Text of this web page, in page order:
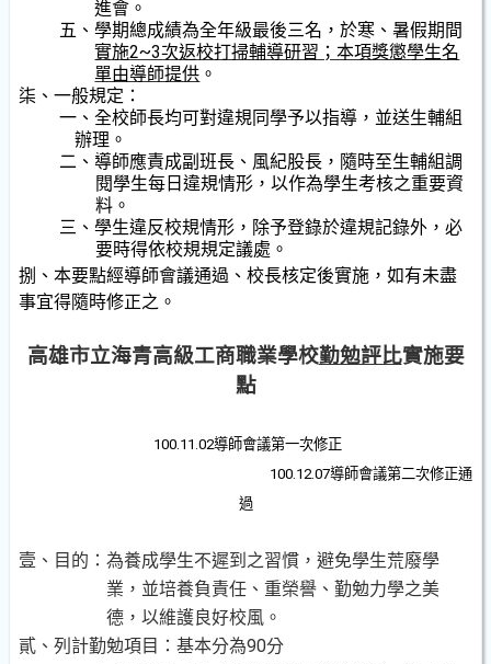
進會。
五、學期總成績為全年級最後三名，於寒、暑假期間
實施2~3次返校打掃輔導研習；本項獎懲學生名
單由導師提供 。
柒、一般規定：
一、全校師長均可對違規同學予以指導，並送生輔組
辦理。
二、導師應責成副班長、風紀股長，隨時至生輔組調
閱學生每日違規情形，以作為學生考核之重要資
料。
三、學生違反校規情形，除予登錄於違規記錄外，必
要時得依校規規定議處。
捌、本要點經導師會議通過、校長核定後實施，如有未盡
事宜得隨時修正之。
高雄市立海青高級工商職業學校勤勉評比實施要
點
100.11.02導師會議第一次修正
100.12.07導師會議第二次修正通
過
壹、目的：為養成學生不遲到之習慣，避免學生荒廢學
業，並培養負責任、重榮譽、勤勉力學之美
德，以維護良好校風。
貳、列計勤勉項目：基本分為90分